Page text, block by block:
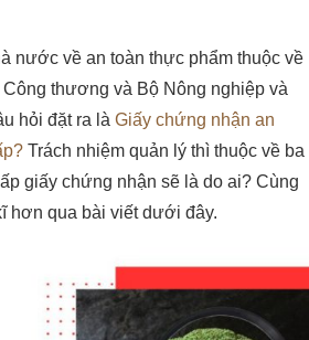
nước về an toàn thực phẩm thuộc về
Công thương và Bộ Nông nghiệp và
hỏi đặt ra là Giấy chứng nhận an
Trách nhiệm quản lý thì thuộc về ba
giấy chứng nhận sẽ là do ai? Cùng
hơn qua bài viết dưới đây.